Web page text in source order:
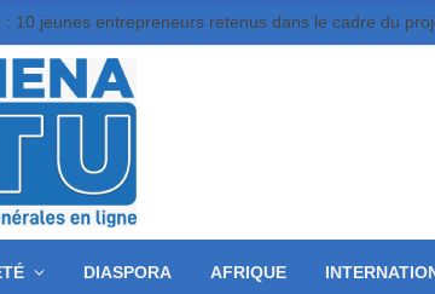
DIASPORA AFRIQUE